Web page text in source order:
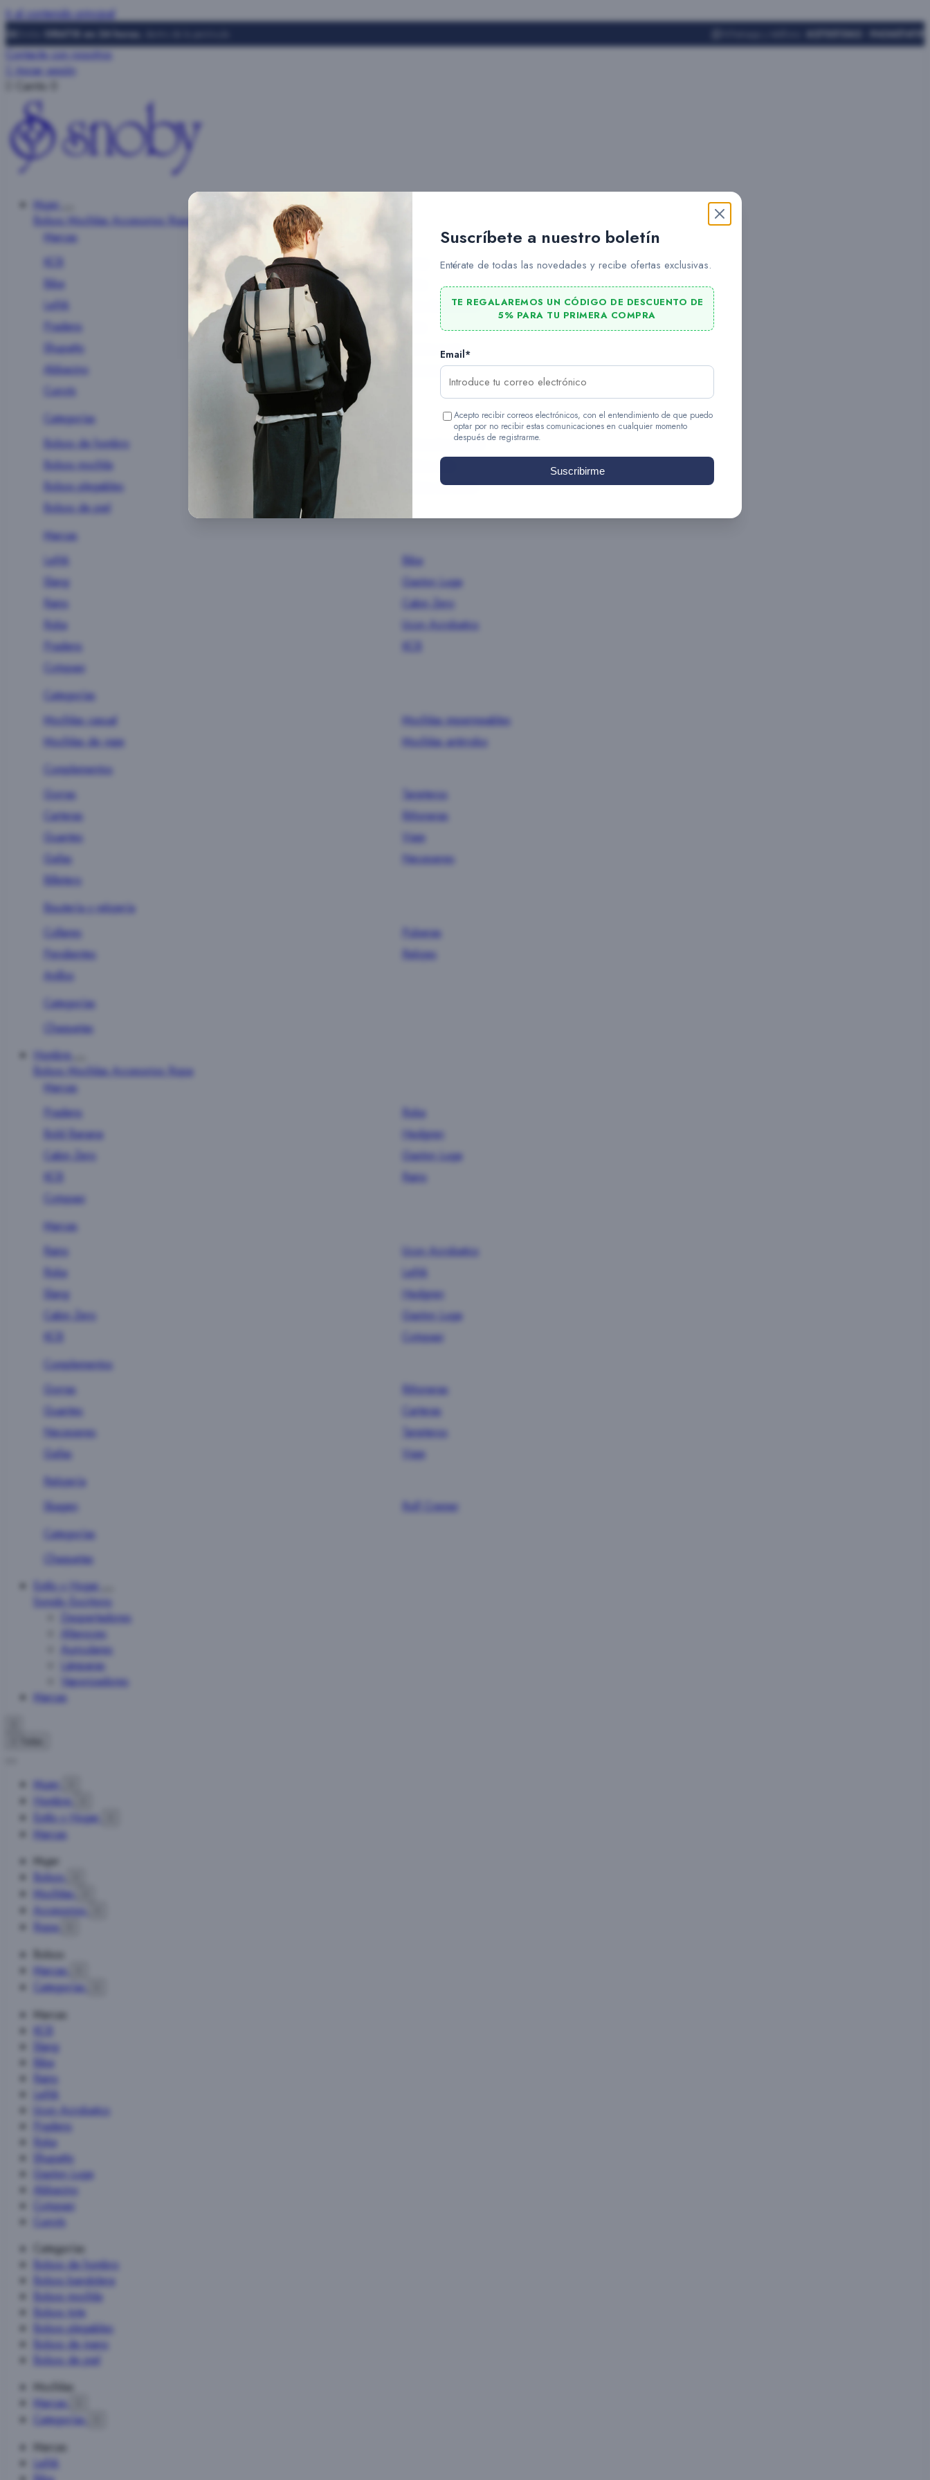
Ir al contenido principal
GRATIS en 24 horas
Iniciar sesión
Carrito
Mujer
Bolsos Mochilas Accesorios Ropa
Marcas
Biba
Lefrik
Ucon Acrobatics
Pradens
Shupatto
Gaston Luga
Abbacino
Cotopaxi
Cuirots
Categorías
Bolsos de hombro
Bolsos bandolera
Bolsos mochila
Bolsos tote
Bolsos plegables
Bolsos de mano
Bolsos de piel
Marcas
Lefrik
Biba
Slang
Gaston Luga
Rains
Cabin Zero
Roka
Ucon Acrobatics
Pradens
Cotopaxi
Categorías
Mochilas casual
Mochilas impermeables
Mochilas de viaje
Mochilas antirrobo
Complementos
Gorras
Tarjeteros
Carteras
Riñoneras
Guantes
Viaje
Gafas
Neceseres
Billetero
Bisutería y relojería
Collares
Pulseras
Pendientes
Relojes
Anillos
Categorías
Chaquetas
Hombre
Bolsos Mochilas Accesorios Ropa
Marcas
Pradens
Roka
Bold Banana
Hedgren
Cabin Zero
Gaston Luga
Rains
Cotopaxi
Marcas
Rains
Ucon Acrobatics
Roka
Lefrik
Slang
Hedgren
Cabin Zero
Gaston Luga
Cotopaxi
Complementos
Gorras
Riñoneras
Guantes
Carteras
Neceseres
Tarjeteros
Gafas
Viaje
Relojería
Skagen
Rolf Cremer
Categorías
Chaquetas
Estilo y Hogar
Sonido
Escritorio
Despertadores
Altavoces
Auriculares
Lámparas
Vaporizadores
Marcas
Mujer
Hombre
Estilo y Hogar
Marcas
Mujer
Bolsos
Mochilas
Accesorios
Ropa
Bolsos
Marcas
Categorías
Marcas
Slang
Biba
Rains
Lefrik
Ucon Acrobatics
Pradens
Roka
Shupatto
Gaston Luga
Abbacino
Cotopaxi
Cuirots
Categorías
Bolsos de hombro
Bolsos bandolera
Bolsos mochila
Bolsos tote
Bolsos plegables
Bolsos de mano
Bolsos de piel
Mochilas
Marcas
Categorías
Marcas
Lefrik
Suscríbete a nuestro boletín
Entérate de todas las novedades y recibe ofertas exclusivas.
TE REGALAREMOS UN CÓDIGO DE DESCUENTO DE
5% PARA TU PRIMERA COMPRA
Email*
Acepto recibir correos electrónicos, con el entendimiento de que puedo
optar por no recibir estas comunicaciones en cualquier momento
después de registrarme.
Suscribirme